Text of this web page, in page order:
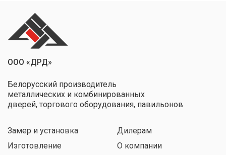
ООО «ДРД»
Белорусский производитель
металлических и комбинированных
дверей, торгового оборудования, павильонов
Замер и установка
Изготовление
Дилерам
О компании